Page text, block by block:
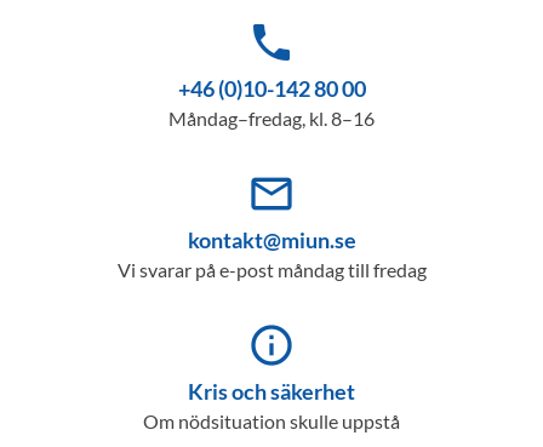
phone
+46 (0)10-142 80 00
Måndag–fredag, kl. 8–16
mail_outline
kontakt@miun.se
Vi svarar på e-post måndag till fredag
info_outline
Kris och säkerhet
Om nödsituation skulle uppstå